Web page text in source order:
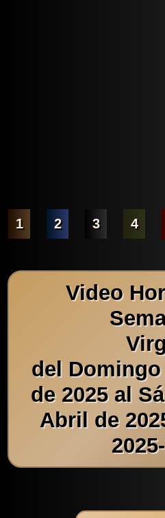
1 2 3 4
Video
del
de 2025 al
Abril de